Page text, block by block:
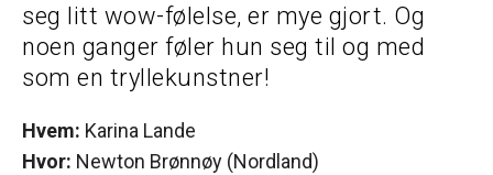
seg litt wow-følelse, er mye gjort. Og
noen ganger føler hun seg til og med
som en tryllekunstner!
Hvem: Karina Lande
Hvor: Newton Brønnøy (Nordland)